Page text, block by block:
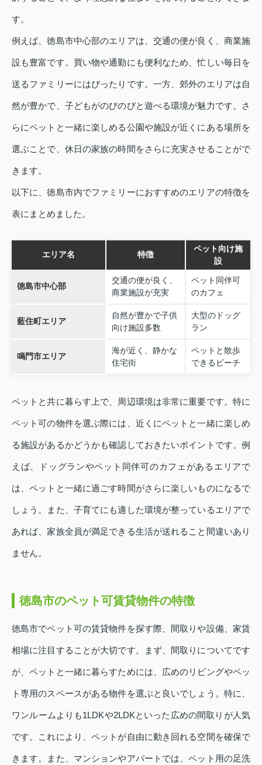
す。
例えば、徳島市中心部のエリアは、交通の便が良く、商業施
設も豊富です。買い物や通勤にも便利なため、忙しい毎日を
送るファミリーにはぴったりです。一方、郊外のエリアは自
然が豊かで、子どもがのびのびと遊べる環境が魅力です。さ
らにペットと一緒に楽しめる公園や施設が近くにある場所を
選ぶことで、休日の家族の時間をさらに充実させることがで
きます。
以下に、徳島市内でファミリーにおすすめのエリアの特徴を
表にまとめました。
エリア名 特徴
ペット向け施
設
徳島市中心部
交通の便が良く、
商業施設が充実
ペット同伴可
のカフェ
藍住町エリア
自然が豊かで子供
向け施設多数
大型のドッグ
ラン
鳴門市エリア
海が近く、静かな
住宅街
ペットと散歩
できるビーチ
ペットと共に暮らす上で、周辺環境は非常に重要です。特に
ペット可の物件を選ぶ際には、近くにペットと一緒に楽しめ
る施設があるかどうかも確認しておきたいポイントです。例
えば、ドッグランやペット同伴可のカフェがあるエリアで
は、ペットと一緒に過ごす時間がさらに楽しいものになるで
しょう。また、子育てにも適した環境が整っているエリアで
あれば、家族全員が満足できる生活が送れること間違いあり
ません。
徳島市のペット可賃貸物件の特徴
徳島市でペット可の賃貸物件を探す際、間取りや設備、家賃
相場に注目することが大切です。まず、間取りについてです
が、ペットと一緒に暮らすためには、広めのリビングやペッ
ト専用のスペースがある物件を選ぶと良いでしょう。特に、
ワンルームよりも1LDKや2LDKといった広めの間取りが人気
です。これにより、ペットが自由に動き回れる空間を確保で
きます。また、マンションやアパートでは、ペット用の足洗